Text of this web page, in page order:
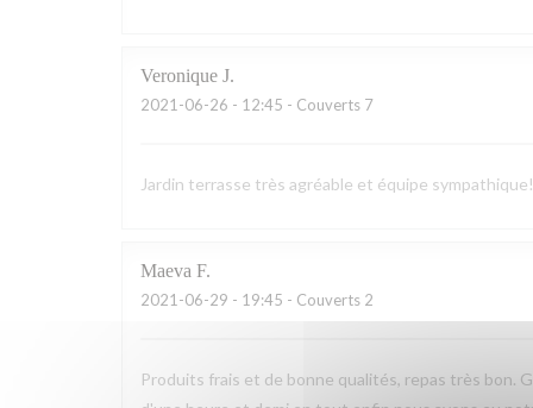
Veronique J
2021-06-26 - 12:45 - Couverts 7
Jardin terrasse très agréable et équipe
Maeva F
2021-06-29 - 19:45 - Couverts 2
Produits frais et de bonne qualités, repas très bon.